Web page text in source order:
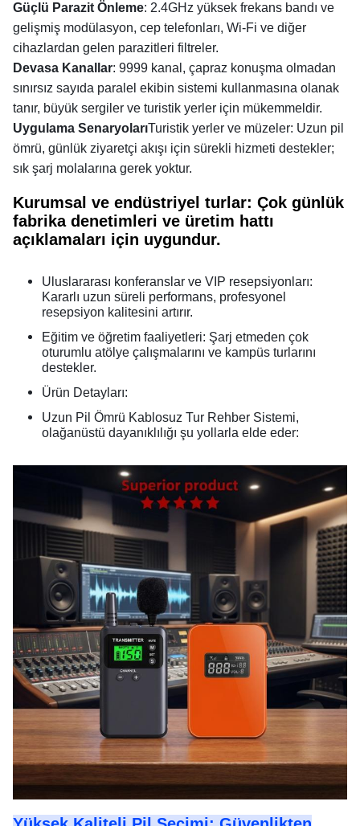
Güçlü Parazit Önleme: 2.4GHz yüksek frekans bandı ve
gelişmiş modülasyon, cep telefonları, Wi-Fi ve diğer
cihazlardan gelen parazitleri filtreler.
Devasa Kanallar: 9999 kanal, çapraz konuşma olmadan
sınırsız sayıda paralel ekibin sistemi kullanmasına olanak
tanır, büyük sergiler ve turistik yerler için mükemmeldir.
Uygulama SenaryolarıTuristik yerler ve müzeler: Uzun pil
ömrü, günlük ziyaretçi akışı için sürekli hizmeti destekler;
sık şarj molalarına gerek yoktur.
Kurumsal ve endüstriyel turlar: Çok günlük
fabrika denetimleri ve üretim hattı
açıklamaları için uygundur.
Uluslararası konferanslar ve VIP resepsiyonları:
Kararlı uzun süreli performans, profesyonel
resepsiyon kalitesini artırır.
Eğitim ve öğretim faaliyetleri: Şarj etmeden çok
oturumlu atölye çalışmalarını ve kampüs turlarını
destekler.
Ürün Detayları:
Uzun Pil Ömrü Kablosuz Tur Rehber Sistemi,
olağanüstü dayanıklılığı şu yollarla elde eder: